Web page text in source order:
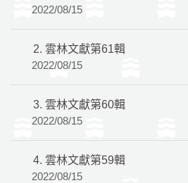
2022/08/15
2. 雲林文獻第61輯
2022/08/15
3. 雲林文獻第60輯
2022/08/15
4. 雲林文獻第59輯
2022/08/15